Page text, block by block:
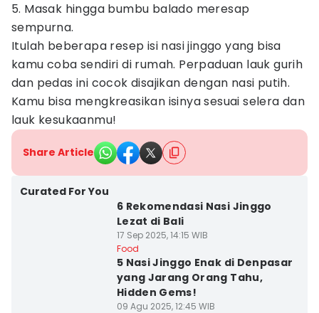
5. Masak hingga bumbu balado meresap
sempurna.
Itulah beberapa resep isi nasi jinggo yang bisa
kamu coba sendiri di rumah. Perpaduan lauk gurih
dan pedas ini cocok disajikan dengan nasi putih.
Kamu bisa mengkreasikan isinya sesuai selera dan
lauk kesukaanmu!
Share Article
Curated For You
6 Rekomendasi Nasi Jinggo
Lezat di Bali
17 Sep 2025, 14:15 WIB
Food
5 Nasi Jinggo Enak di Denpasar
yang Jarang Orang Tahu,
Hidden Gems!
09 Agu 2025, 12:45 WIB